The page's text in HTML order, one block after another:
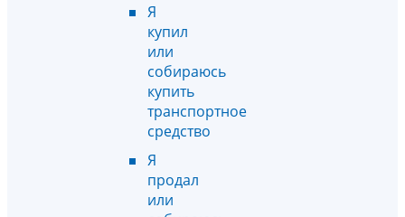
Я
купил
или
собираюсь
купить
транспортное
средство
Я
продал
или